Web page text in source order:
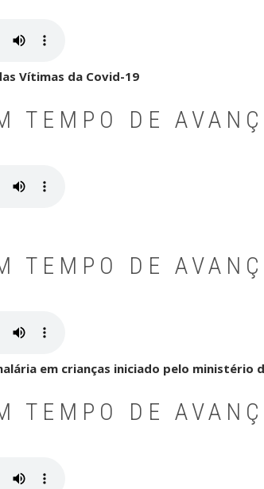
Vítimas da Covid-19
TEMPO DE
TEMPO DE
em crianças iniciado pelo ministério
TEMPO DE